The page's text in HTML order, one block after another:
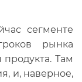
сегменте
рынка
Там
и, наверное,